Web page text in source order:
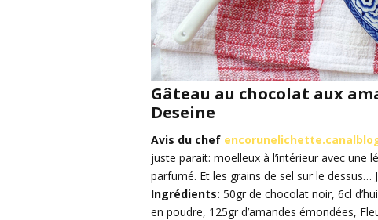
Gâteau au chocolat aux
Deseine
Avis du chef
juste parait: moelleux à l’intérieur avec une
parfumé. Et les grains de sel sur le dessus…
Ingrédients: 50gr de chocolat noir, 6cl
en poudre, 125gr d’amandes émondées,